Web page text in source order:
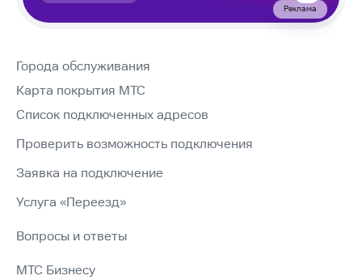
Реклама
Города обслуживания
Карта покрытия МТС
Список подключенных адресов
Проверить возможность подключения
Заявка на подключение
Услуга «Переезд»
Вопросы и ответы
МТС Бизнесу